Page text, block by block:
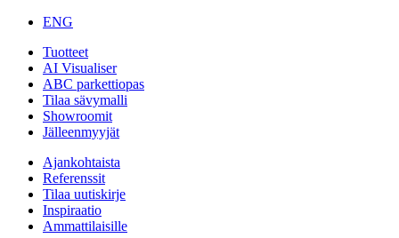
ENG
Tuotteet
AI Visualiser
ABC parkettiopas
Tilaa sävymalli
Showroomit
Jälleenmyyjät
Ajankohtaista
Referenssit
Tilaa uutiskirje
Inspiraatio
Ammattilaisille